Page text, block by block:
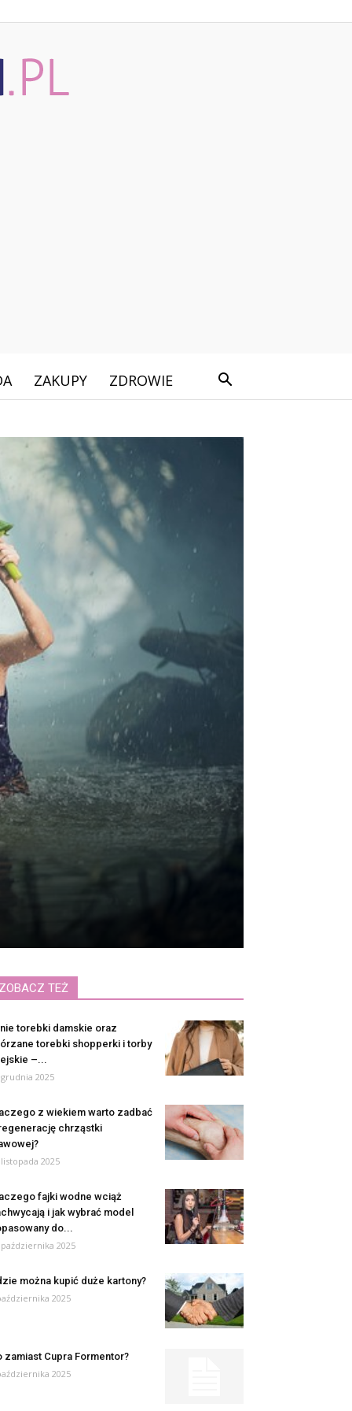
ZAKUPY ZDROWIE
ZOBACZ TEŻ
torebki damskie oraz
torebki shopperki i torby
–...
grudnia 2025
z wiekiem warto zadbać
chrząstki
2025
fajki wodne wciąż
i jak wybrać model
do...
października 2025
można kupić duże kartony?
2025
zamiast Cupra Formentor?
2025